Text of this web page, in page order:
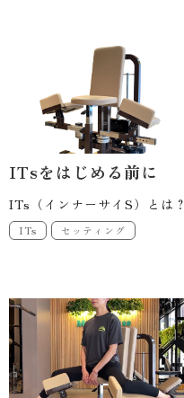
ITsをはじめる前に
ITs（インナーサイS）とは？
ITs セッティング